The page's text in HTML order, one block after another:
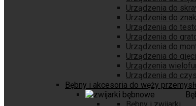
Urządzenia do
Urządzenia do
Urządzenia do
Urządzenia do
Urządzenia do
Urządzenia do
Urządzenia
Urządzenia do
Bębny i akcesoria do węży